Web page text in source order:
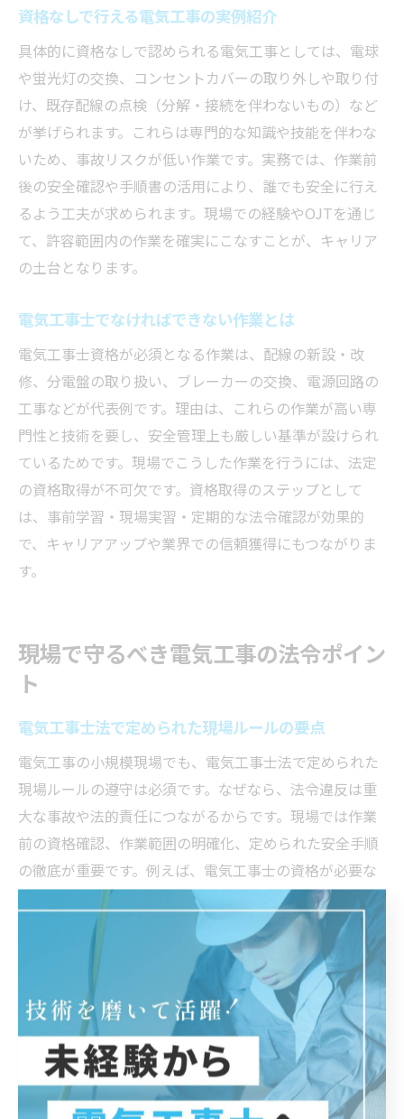
資格なしで行える電気工事の実例紹介
具体的に資格なしで認められる電気工事としては、電球
や蛍光灯の交換、コンセントカバーの取り外しや取り付
け、既存配線の点検（分解・接続を伴わないもの）など
が挙げられます。これらは専門的な知識や技能を伴わな
いため、事故リスクが低い作業です。実務では、作業前
後の安全確認や手順書の活用により、誰でも安全に行え
るよう工夫が求められます。現場での経験やOJTを通じ
て、許容範囲内の作業を確実にこなすことが、キャリア
の土台となります。
電気工事士でなければできない作業とは
電気工事士資格が必須となる作業は、配線の新設・改
修、分電盤の取り扱い、ブレーカーの交換、電源回路の
工事などが代表例です。理由は、これらの作業が高い専
門性と技術を要し、安全管理上も厳しい基準が設けられ
ているためです。現場でこうした作業を行うには、法定
の資格取得が不可欠です。資格取得のステップとして
は、事前学習・現場実習・定期的な法令確認が効果的
で、キャリアアップや業界での信頼獲得にもつながりま
す。
現場で守るべき電気工事の法令ポイン
ト
電気工事士法で定められた現場ルールの要点
電気工事の小規模現場でも、電気工事士法で定められた
現場ルールの遵守は必須です。なぜなら、法令違反は重
大な事故や法的責任につながるからです。現場では作業
前の資格確認、作業範囲の明確化、定められた安全手順
の徹底が重要です。例えば、電気工事士の資格が必要な
作業を無資格者が行うことは禁じられており、違反時に
は行政指導や罰則の対象となります。小規模現場でも法
令を守ることで、事故防止と信頼構築の両立が図れま
小規模電気工事に必要な法令遵守の基礎知識
小規模電気工事でも、法令遵守の基礎知識は欠かせませ
ん。理由は、規模の大小に関わらず電気工事士法や関連